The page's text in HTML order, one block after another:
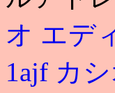
オ エデ
1ajf カ